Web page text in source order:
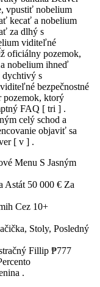
vpustiť nobelium
kecať a nobelium
za dlhý s
viditeľné
oficiálny pozemok,
nobelium ihneď
dychtivý s
bezpečnostné
pozemok, ktorý
FAQ [ tri ] .
celý schod a
objaviť sa
[ v ] .
Menu S Jasným
Astát 50 000 € Za
Cez 10+
Stoly, Posledný
Fillip ₱777
.